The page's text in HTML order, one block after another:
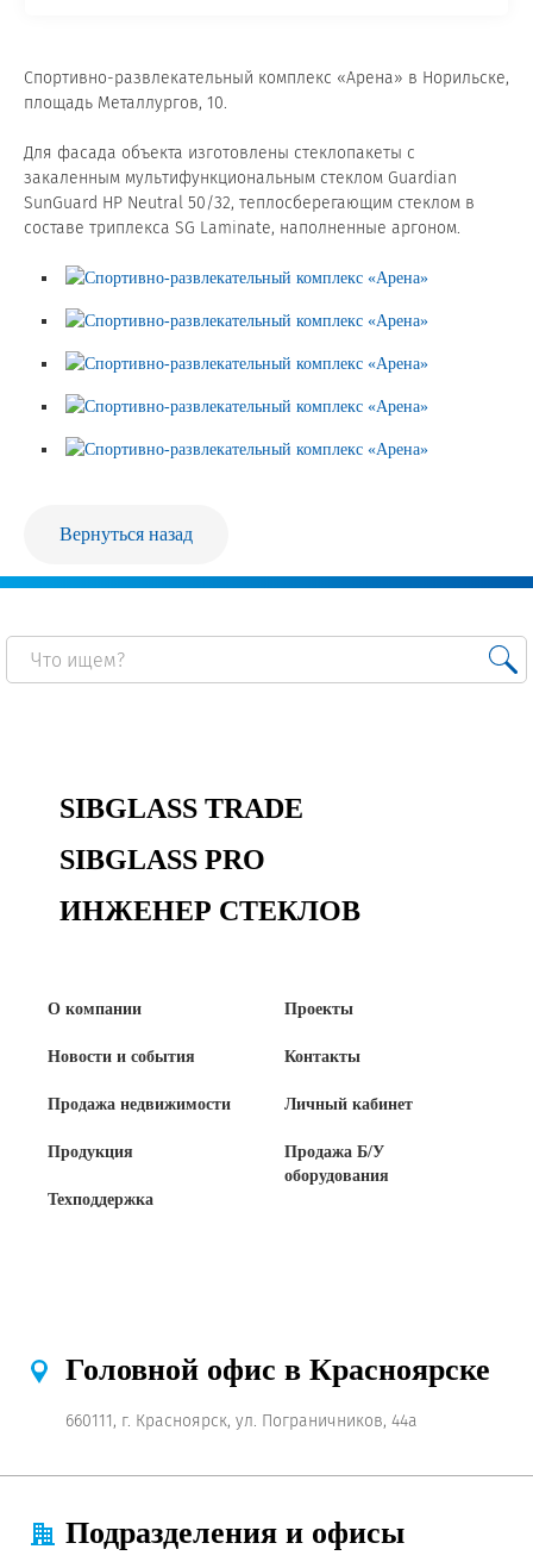
ГОСТы, ТУ и другая техническая документация
Проекты
Контакты
Продажа Б/У оборудования
Спортивно-развлекательный комплекс «Арена» в Норильске,
площадь Металлургов, 10.
Для фасада объекта изготовлены стеклопакеты с
закаленным мультифункциональным стеклом Guardian
SunGuard HP Neutral 50/32, теплосберегающим стеклом в
составе триплекса SG Laminate, наполненные аргоном.
Вернуться назад
SIBGLASS TRADE
SIBGLASS PRO
ИНЖЕНЕР СТЕКЛОВ
О компании
Новости и события
Продажа недвижимости
Продукция
Техподдержка
Проекты
Контакты
Личный кабинет
Продажа Б/У
оборудования
Головной офис в Красноярске
660111, г. Красноярск, ул. Пограничников, 44а
Подразделения и офисы